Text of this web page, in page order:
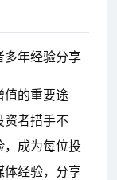
年经验分享
值的重要途
资者措手不
，成为每位投
体经验，分享